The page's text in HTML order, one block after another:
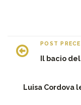
POST
Il bacio
Luisa Cordova